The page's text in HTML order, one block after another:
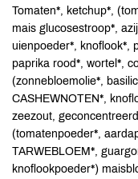
Tomaten*, ketchup*,
mais glucosestroop*,
uienpoeder*, knoflook*,
paprika rood*, wortel*,
(zonnebloemolie*,
CASHEWNOTEN*,
zeezout,
(tomatenpoeder*,
TARWEBLOEM*,
knoflookpoeder*)